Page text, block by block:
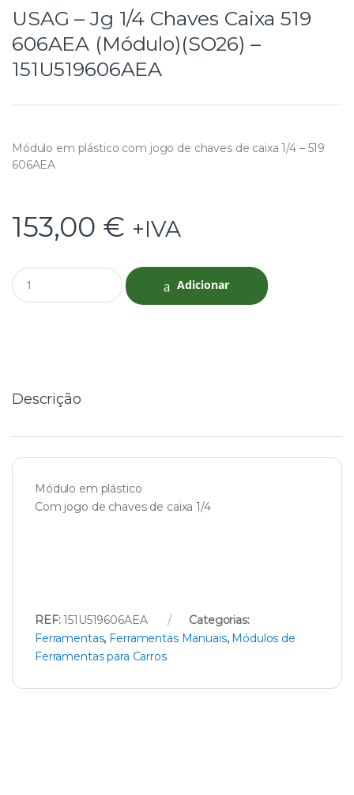
USAG – Jg 1/4 Chaves Caixa 519
606AEA (Módulo)(SO26) –
151U519606AEA
Módulo em plástico com jogo de chaves de caixa 1/4 – 519
606AEA
153,00 € +IVA
Q
u
Adicionar
Descrição
Módulo em plástico
Com jogo de chaves de caixa 1/4
REF:151U519606AEA
Categorias:
Ferramentas, Ferramentas Manuais, Módulos de
Ferramentas para Carros